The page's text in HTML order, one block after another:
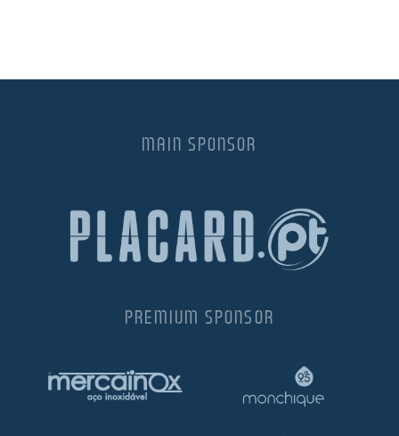
MAIN SPONSOR
PREMIUM SPONSOR